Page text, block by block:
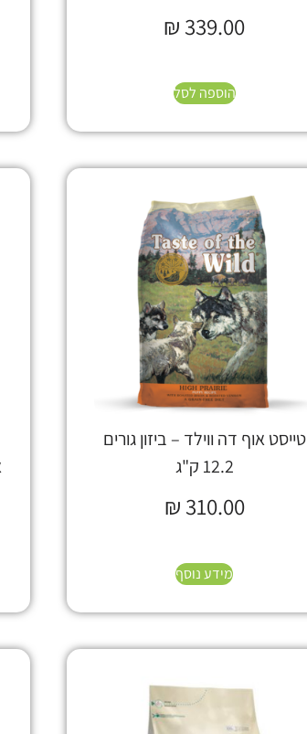
₪ 339.00
הוספה לסל
טייסט אוף דה ווילד – ביזון גורים
12.2 ק"ג
₪ 310.00
מידע נוסף